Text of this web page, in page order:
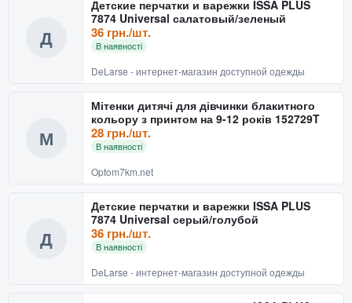
Д
Детские перчатки и варежки ISSA PLUS
7874 Universal салатовый/зеленый
36 грн./шт.
В наявності
DeLarse - интернет-магазин доступной одежды
М
Мітенки дитячі для дівчинки блакитного
кольору з принтом на 9-12 років 152729T
28 грн./шт.
В наявності
Optom7km.net
Д
Детские перчатки и варежки ISSA PLUS
7874 Universal серый/голубой
36 грн./шт.
В наявності
DeLarse - интернет-магазин доступной одежды